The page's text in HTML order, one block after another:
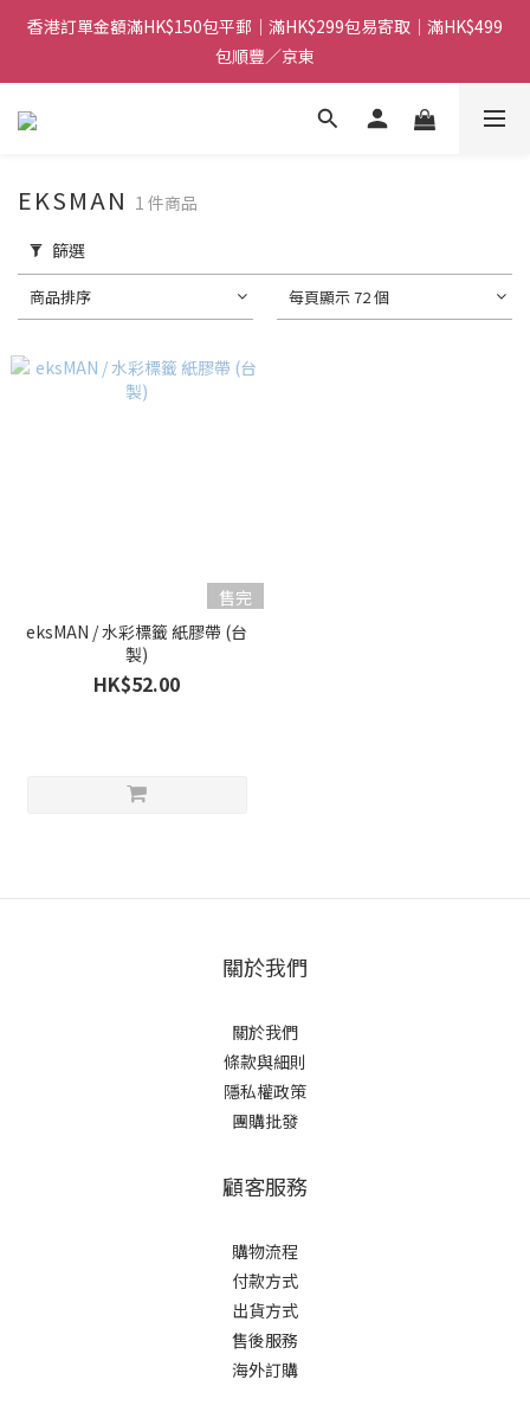
香港訂單金額滿HK$150包平郵｜滿HK$299包易寄取｜滿HK$499
包順豐／京東
香港訂單金額滿HK$150包平郵｜滿HK$299包易寄取｜滿HK$499
包順豐／京東
【網店限定！】指定清貨商品每消費HK$100即享購物金HK$50回
香港訂單金額滿HK$150包平郵｜滿HK$299包易寄取｜滿HK$499
EKSMAN 1 件商品
篩選
商品排序 每頁顯示 72 個
售完
eksMAN / 水彩標籤 紙膠帶 (台
製)
HK$52.00
關於我們
關於我們
條款與細則
隱私權政策
團購批發
顧客服務
購物流程
付款方式
出貨方式
售後服務
海外訂購